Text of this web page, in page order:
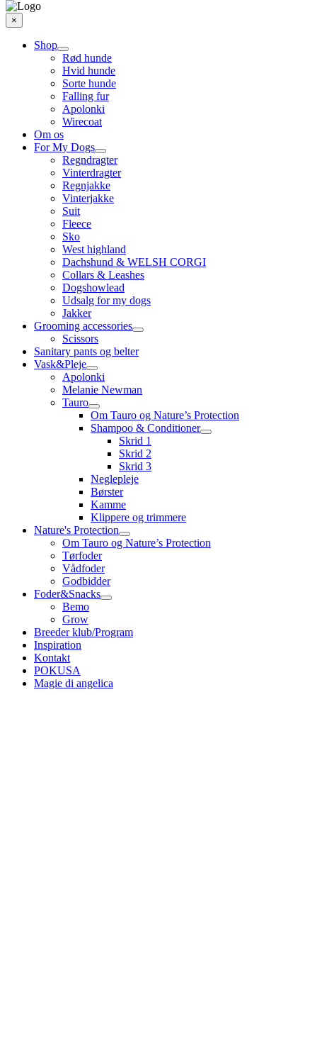
×
Shop
Rød hunde
Hvid hunde
Sorte hunde
Falling fur
Apolonki
Wirecoat
Om os
For My Dogs
Regndragter
Vinterdragter
Regnjakke
Vinterjakke
Suit
Fleece
Sko
West highland
Dachshund & WELSH CORGI
Collars & Leashes
Dogshowlead
Udsalg for my dogs
Jakker
Grooming accessories
Scissors
Sanitary pants og belter
Vask&Pleje
Apolonki
Melanie Newman
Tauro
Om Tauro og Nature’s Protection
Shampoo & Conditioner
Skrid 1
Skrid 2
Skrid 3
Neglepleje
Børster
Kamme
Klippere og trimmere
Nature's Protection
Om Tauro og Nature’s Protection
Tørfoder
Vådfoder
Godbidder
Foder&Snacks
Bemo
Grow
Breeder klub/Program
Inspiration
Kontakt
POKUSA
Magie di angelica